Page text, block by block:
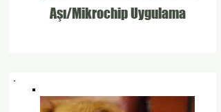
Aşı/Mikrochip Uygulama